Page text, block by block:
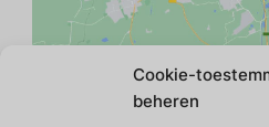
Cookie-
beheren